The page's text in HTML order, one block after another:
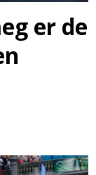
er de